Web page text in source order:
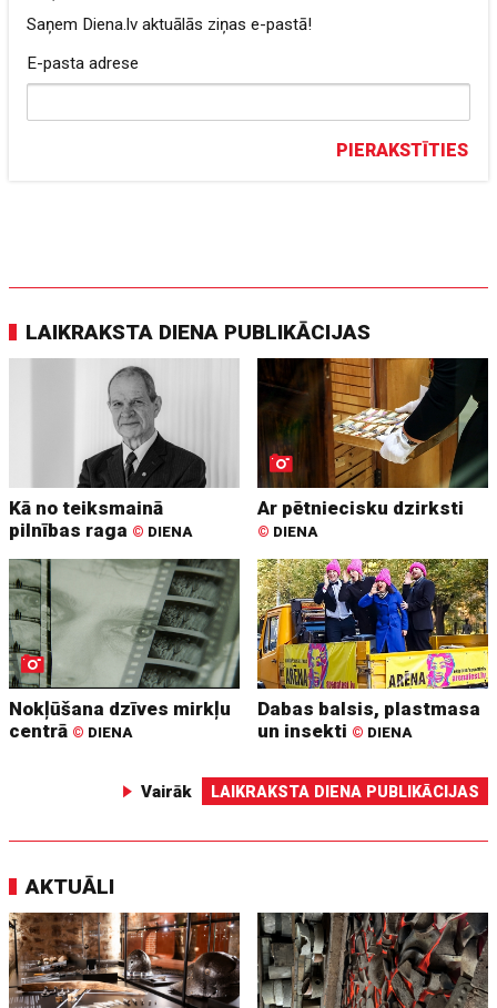
Saņem Diena.lv aktuālās ziņas e-pastā!
E-pasta adrese
PIERAKSTĪTIES
LAIKRAKSTA DIENA PUBLIKĀCIJAS
Kā no teiksmainā
pilnības raga © DIENA
Ar pētniecisku dzirksti
© DIENA
Nokļūšana dzīves mirkļu
centrā © DIENA
Dabas balsis, plastmasa
un insekti © DIENA
Vairāk LAIKRAKSTA DIENA PUBLIKĀCIJAS
AKTUĀLI